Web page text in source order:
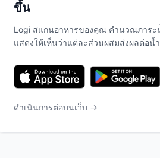
ขึ้น
Logi สแกนอาหารของคุณ คำนวณภาระ
แสดงให้เห็นว่าแต่ละส่วนผสมส่งผลต่อน้
ดำเนินการต่อบนเว็บ →